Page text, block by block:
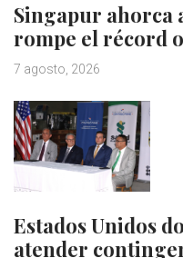
Singapur ahorca
rompe el récord
7 agosto, 2026
Estados Unidos
atender